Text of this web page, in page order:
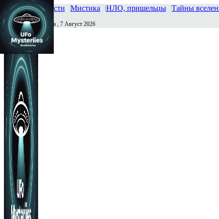
Главная Новости Мистика НЛО, пришельцы Тайны
Сегодня Пятница , 7 Август 2026